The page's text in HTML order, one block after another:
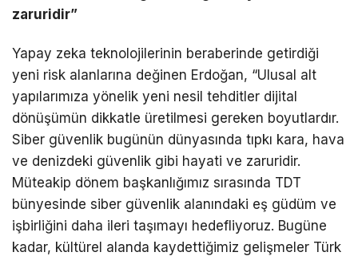
zaruridir”
Yapay zeka teknolojilerinin beraberinde getirdiği
yeni risk alanlarına değinen Erdoğan, “Ulusal alt
yapılarımıza yönelik yeni nesil tehditler dijital
dönüşümün dikkatle üretilmesi gereken boyutlardır.
Siber güvenlik bugünün dünyasında tıpkı kara, hava
ve denizdeki güvenlik gibi hayati ve zaruridir.
Müteakip dönem başkanlığımız sırasında TDT
bünyesinde siber güvenlik alanındaki eş güdüm ve
işbirliğini daha ileri taşımayı hedefliyoruz. Bugüne
kadar, kültürel alanda kaydettiğimiz gelişmeler Türk